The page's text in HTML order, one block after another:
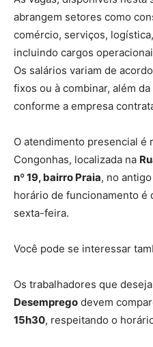
abrangem setores como
comércio, serviços,
incluindo cargos
Os salários variam de
fixos ou à combinar, além
conforme a empresa
O atendimento presencial é
Congonhas, localizada na
nº 19, bairro Praia, no
horário de funcionamento é
sexta-feira.
Você pode se interessar
Os trabalhadores que
Desemprego devem
15h30, respeitando o